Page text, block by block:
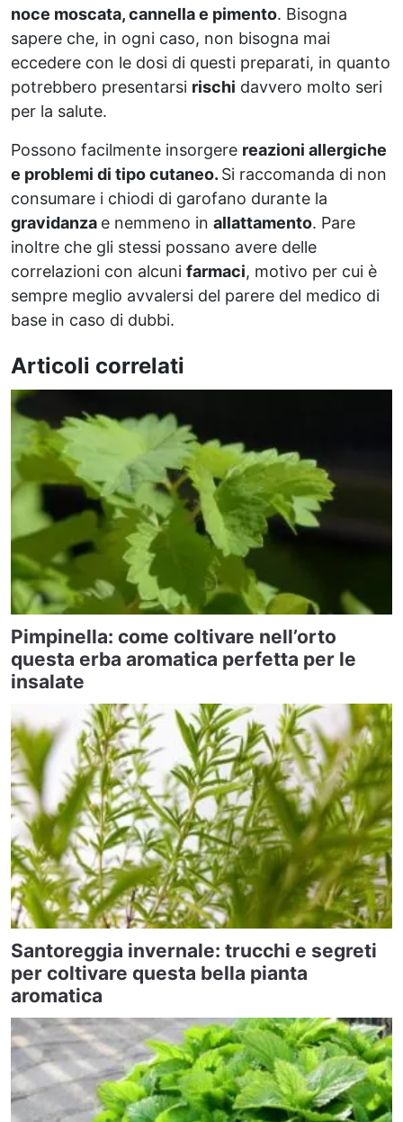
noce moscata, cannella e pimento. Bisogna
sapere che, in ogni caso, non bisogna mai
eccedere con le dosi di questi preparati, in quanto
potrebbero presentarsi rischi davvero molto seri
per la salute.
Possono facilmente insorgere reazioni allergiche
e problemi di tipo cutaneo. Si raccomanda di non
consumare i chiodi di garofano durante la
gravidanza e nemmeno in allattamento. Pare
inoltre che gli stessi possano avere delle
correlazioni con alcuni farmaci, motivo per cui è
sempre meglio avvalersi del parere del medico di
base in caso di dubbi.
Articoli correlati
Pimpinella: come coltivare nell’orto
questa erba aromatica perfetta per le
insalate
Santoreggia invernale: trucchi e segreti
per coltivare questa bella pianta
aromatica